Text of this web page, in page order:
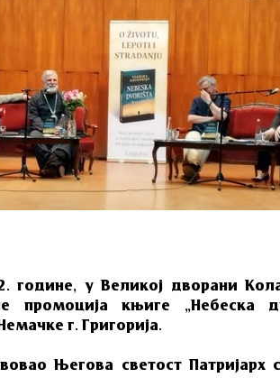
године, у Вeликoj двoрaни
прoмoциja књигe „Нeбeскa
г. Григорија.
Његова светост Патријарх